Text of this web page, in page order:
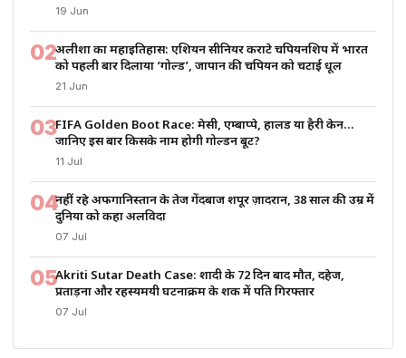
19 Jun
02अलीशा का महाइतिहास: एशियन सीनियर कराटे चैंपियनशिप में भारत
को पहली बार दिलाया ‘गोल्ड’, जापान की चैंपियन को चटाई धूल
21 Jun
03FIFA Golden Boot Race: मेसी, एम्बाप्पे, हालैंड या हैरी केन…
जानिए इस बार किसके नाम होगी गोल्डन बूट?
11 Jul
04नहीं रहे अफगानिस्तान के तेज गेंदबाज शपूर ज़ादरान, 38 साल की उम्र में
दुनिया को कहा अलविदा
07 Jul
05Akriti Sutar Death Case: शादी के 72 दिन बाद मौत, दहेज,
प्रताड़ना और रहस्यमयी घटनाक्रम के शक में पति गिरफ्तार
07 Jul